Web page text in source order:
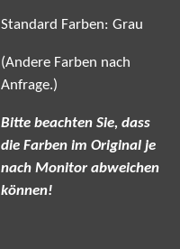
Standard Farben: Grau
(Andere Farben nach
Anfrage.)
Bitte beachten Sie, dass
die Farben im Original je
nach Monitor abweichen
können!